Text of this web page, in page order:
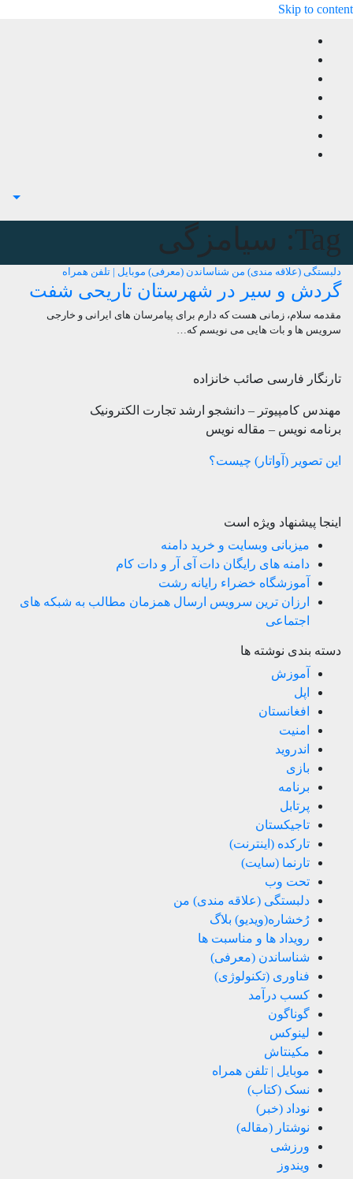
Skip to content
Tag: سیامزگی
دلبستگی (علاقه مندی) من شناساندن (معرفی) موبایل | تلفن همراه
گردش و سیر در شهرستان تاریحی شفت
مقدمه سلام، زمانی هست که دارم برای پیامرسان های ایرانی و خارجی
سرویس ها و بات هایی می نویسم که…
تارنگار فارسی صائب خانزاده
مهندس کامپیوتر – دانشجو ارشد تجارت الکترونیک
برنامه نویس – مقاله نویس
این تصویر (آواتار) چیست؟
اینجا پیشنهاد ویژه است
میزبانی وبسایت و خرید دامنه
دامنه های رایگان دات آی آر و دات کام
آموزشگاه خضراء رایانه رشت
ارزان ترین سرویس ارسال همزمان مطالب به شبکه های
اجتماعی
دسته بندی نوشته ها
آموزش
اپل
افغانستان
امنیت
اندروید
بازی
برنامه
پرتابل
تاجیکستان
تارکده (اینترنت)
تارنما (سایت)
تحت وب
دلبستگی (علاقه مندی) من
رُخشاره(ویدیو) بلاگ
رویداد ها و مناسبت ها
شناساندن (معرفی)
فناوری (تکنولوژی)
کسب درآمد
گوناگون
لینوکس
مکینتاش
موبایل | تلفن همراه
نسک (کتاب)
نوداد (خبر)
نوشتار (مقاله)
ورزشی
ویندوز